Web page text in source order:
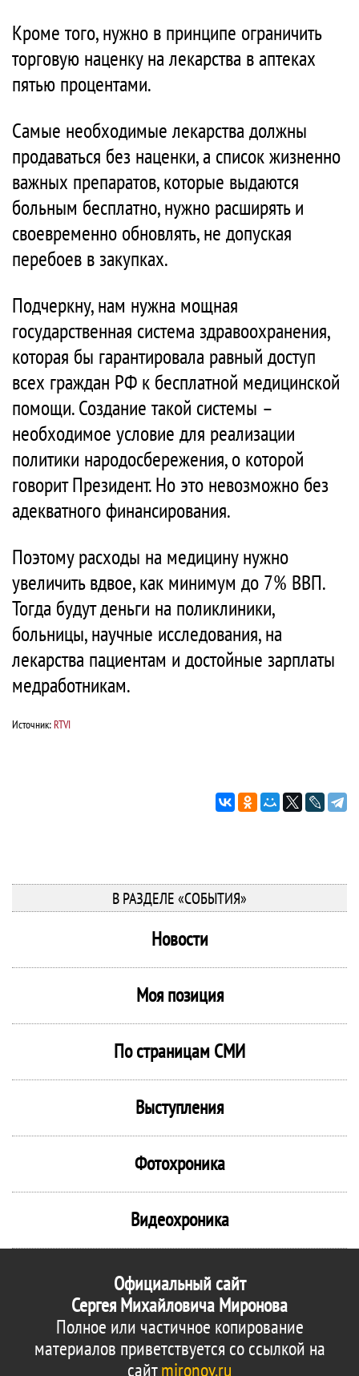
Кроме того, нужно в принципе ограничить
торговую наценку на лекарства в аптеках
пятью процентами.
Самые необходимые лекарства должны
продаваться без наценки, а список жизненно
важных препаратов, которые выдаются
больным бесплатно, нужно расширять и
своевременно обновлять, не допуская
перебоев в закупках.
Подчеркну, нам нужна мощная
государственная система здравоохранения,
которая бы гарантировала равный доступ
всех граждан РФ к бесплатной медицинской
помощи. Создание такой системы –
необходимое условие для реализации
политики народосбережения, о которой
говорит Президент. Но это невозможно без
адекватного финансирования.
Поэтому расходы на медицину нужно
увеличить вдвое, как минимум до 7% ВВП.
Тогда будут деньги на поликлиники,
больницы, научные исследования, на
лекарства пациентам и достойные зарплаты
медработникам.
Источник:RTVI
В РАЗДЕЛЕ «СОБЫТИЯ»
Новости
Моя позиция
По страницам СМИ
Выступления
Фотохроника
Видеохроника
Официальный сайт
Сергея Михайловича Миронова
Полное или частичное копирование
материалов приветствуется со ссылкой на
сайтmironov.ru